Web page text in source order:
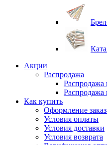
Акции
Распродажа
Как купить
Оформление
Условия оплаты
Условия доставки
Условия возврата